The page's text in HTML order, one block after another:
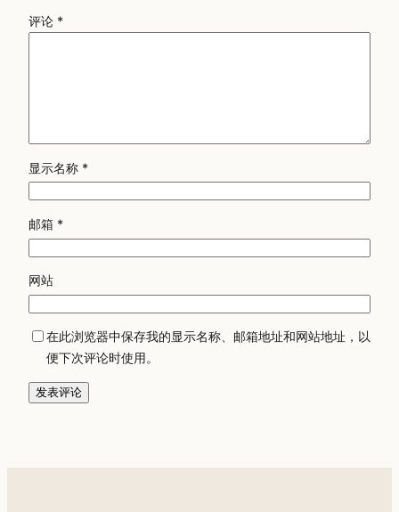
评论 *
显示名称 *
邮箱 *
网站
在此浏览器中保存我的显示名称、邮箱地址和网站地址，以
便下次评论时使用。